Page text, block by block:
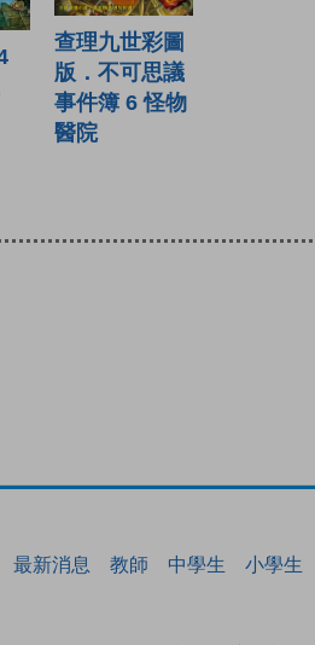
查理九世彩圖
版．不可思議
事件簿 6 怪物
醫院
最新消息 教師 中學生 小學生